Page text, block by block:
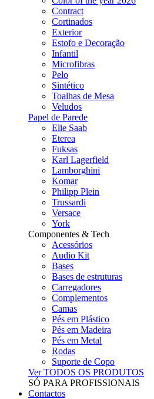
Contract
Cortinados
Exterior
Estofo e Decoração
Infantil
Microfibras
Pelo
Sintético
Toalhas de Mesa
Veludos
Papel de Parede
Elie Saab
Eterea
Fuksas
Karl Lagerfield
Lamborghini
Komar
Philipp Plein
Trussardi
Versace
York
Componentes & Tech
Acessórios
Audio Kit
Bases
Bases de estruturas
Carregadores
Complementos
Camas
Pés em Plástico
Pés em Madeira
Pés em Metal
Rodas
Suporte de Copo
Ver TODOS OS PRODUTOS
SÓ PARA PROFISSIONAIS
Contactos